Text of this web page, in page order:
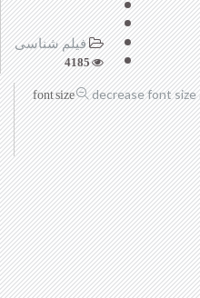
فیلم شناسی
4185
font size decrease font size